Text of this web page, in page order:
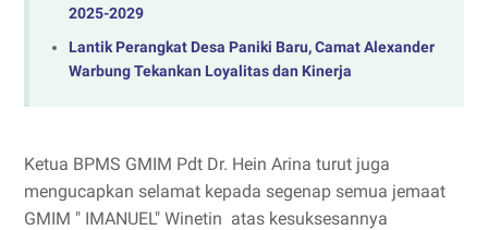
2025-2029
Lantik Perangkat Desa Paniki Baru, Camat Alexander
Warbung Tekankan Loyalitas dan Kinerja
Ketua BPMS GMIM Pdt Dr. Hein Arina turut juga
mengucapkan selamat kepada segenap semua jemaat
GMIM " IMANUEL" Winetin atas kesuksesannya